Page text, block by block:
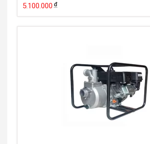
5.100.000